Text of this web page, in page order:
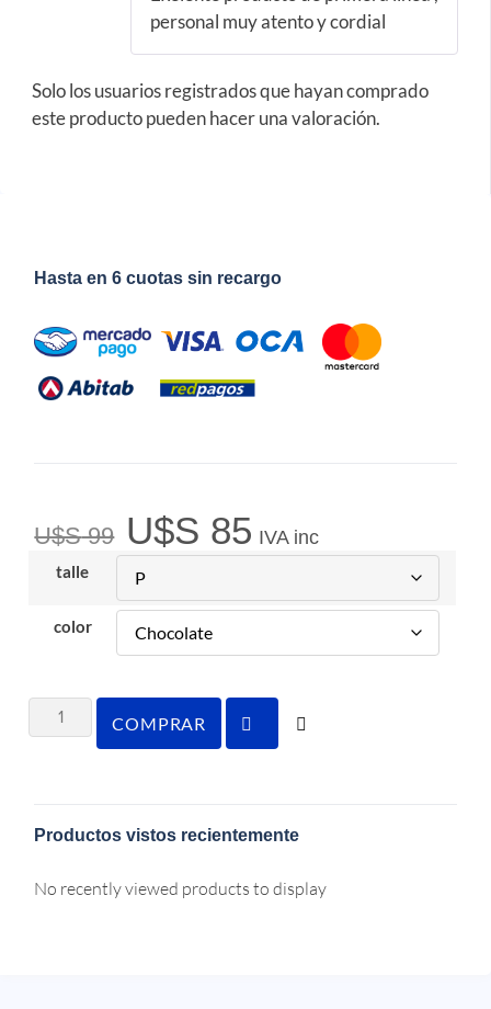
personal muy atento y cordial
Solo los usuarios registrados que hayan comprado
este producto pueden hacer una valoración.
Hasta en 6 cuotas sin recargo
U$S99 U$S 85 IVA inc
talle
color
COMPRAR
Productos vistos recientemente
No recently viewed products to display